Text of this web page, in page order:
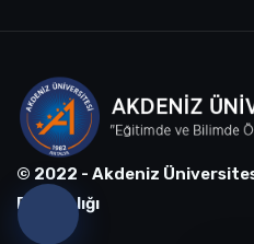
© 2022 - Akdeniz
Başkanlığı